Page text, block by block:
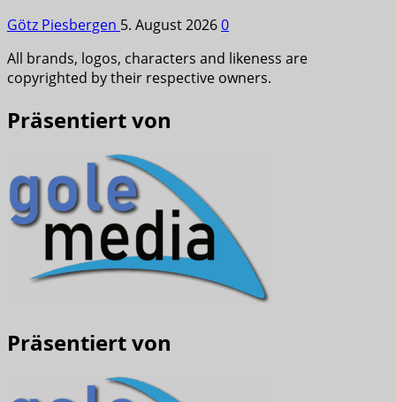
Götz Piesbergen 5. August 20260
All brands, logos, characters and likeness are
copyrighted by their respective owners.
Präsentiert von
Präsentiert von